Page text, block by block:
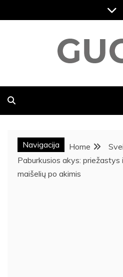
to
DVASINGUMAS,
Navigacija Home
Paburkusios akys:
maišelių po akimis